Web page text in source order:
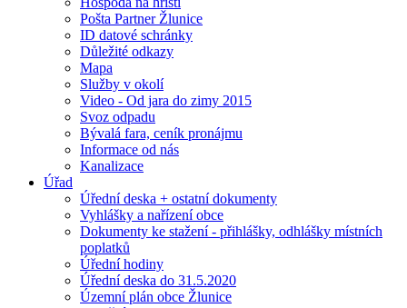
Pošta Partner Žlunice
ID datové schránky
Důležité odkazy
Mapa
Služby v okolí
Video - Od jara do zimy 2015
Svoz odpadu
Bývalá fara, ceník pronájmu
Informace od nás
Kanalizace
Úřad
Úřední deska + ostatní dokumenty
Vyhlášky a nařízení obce
Dokumenty ke stažení - přihlášky, odhlášky místních
poplatků
Úřední hodiny
Úřední deska do 31.5.2020
Územní plán obce Žlunice